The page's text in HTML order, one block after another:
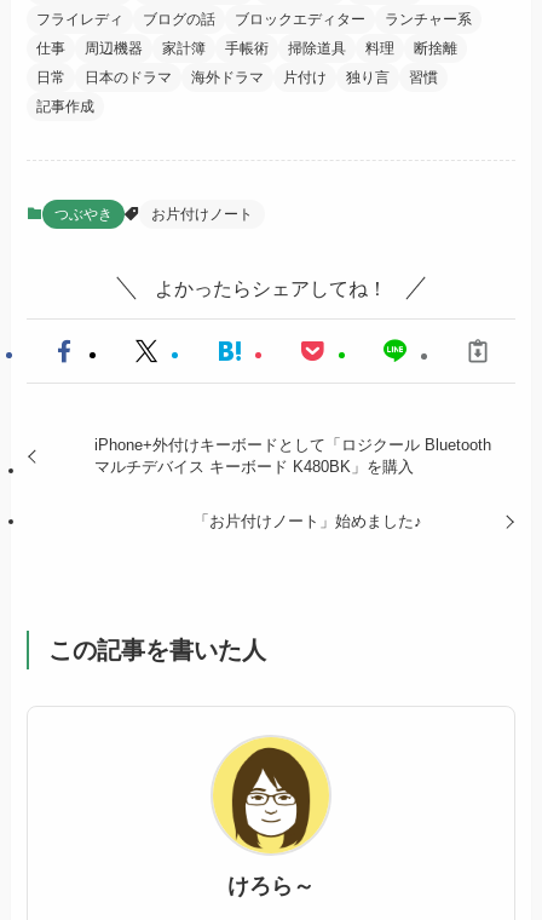
フライレディ
ブログの話 ブロックエディター
ランチャー系
仕事
周辺機器 家計簿 手帳術 掃除道具 料理
断捨離
日常
日本のドラマ 海外ドラマ 片付け 独り言
習慣
記事作成
つぶやき お片付けノート
よかったらシェアしてね！
iPhone+外付けキーボードとして「ロジクール Bluetooth
マルチデバイス キーボード K480BK」を購入
「お片付けノート」始めました♪
この記事を書いた人
けろら～